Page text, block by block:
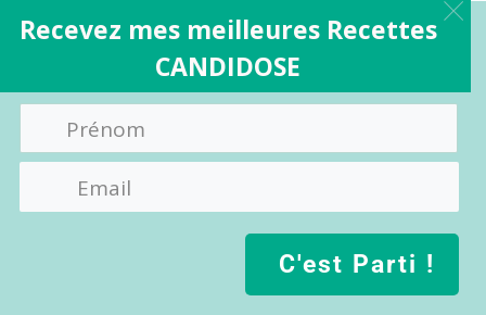
Recevez mes meilleures Recettes
CANDIDOSE
C'est Parti !